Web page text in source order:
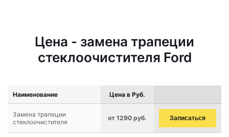
Цена - замена трапеции
стеклоочистителя Ford
Наименование Цена в Руб.
Замена трапеции
стеклоочистителя
от 1290 руб. Записаться